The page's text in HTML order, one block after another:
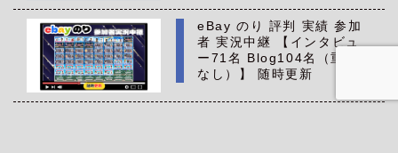
eBay のり 評判 実績 参加
者 実況中継 【インタビュ
ー71名 Blog104名（重複
なし）】 随時更新